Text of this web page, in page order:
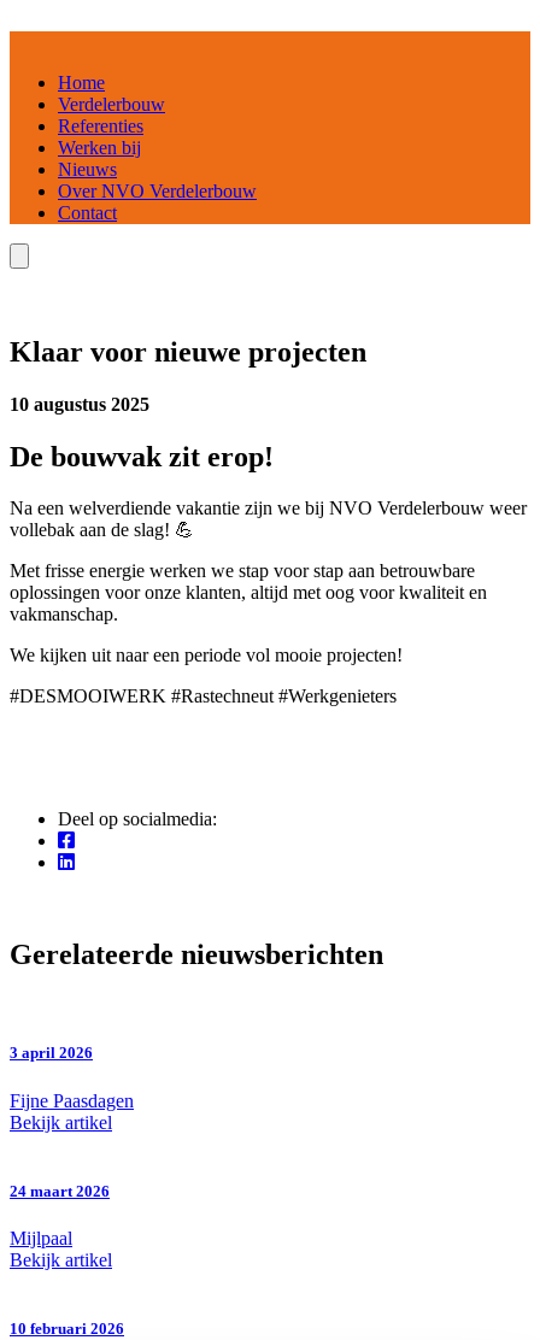
Home
Verdelerbouw
Referenties
Werken bij
Nieuws
Over NVO Verdelerbouw
Contact
Klaar voor nieuwe projecten
10 augustus 2025
De bouwvak zit erop!
Na een welverdiende vakantie zijn we bij NVO Verdelerbouw weer
vollebak aan de slag! 💪
Met frisse energie werken we stap voor stap aan betrouwbare
oplossingen voor onze klanten, altijd met oog voor kwaliteit en
vakmanschap.
We kijken uit naar een periode vol mooie projecten!
#DESMOOIWERK #Rastechneut #Werkgenieters
Deel op socialmedia:
Gerelateerde nieuwsberichten
3 april 2026
Fijne Paasdagen
Bekijk artikel
24 maart 2026
Mijlpaal
Bekijk artikel
10 februari 2026